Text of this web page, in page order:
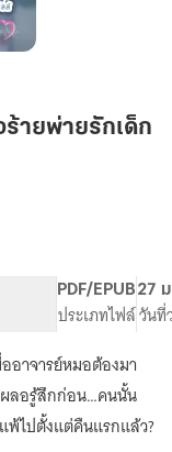
ร้ายพ่ายรักเด็ก
PDF/EPUB
ประเภทไฟล์
27
วันที่
อาจารย์หมอต้องมา
ผลอรู้สึกก่อน…คนนั้น
พ้ไปตั้งแต่คืนแรกแล้ว?